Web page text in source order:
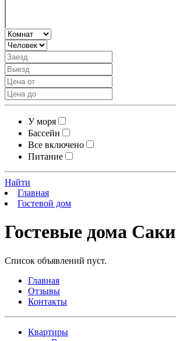
У моря
Бассейн
Все включено
Питание
Найти
Главная
Гостевой дом
Гостевые дома Саки
Список объявлений пуст.
Главная
Отзывы
Контакты
Квартиры